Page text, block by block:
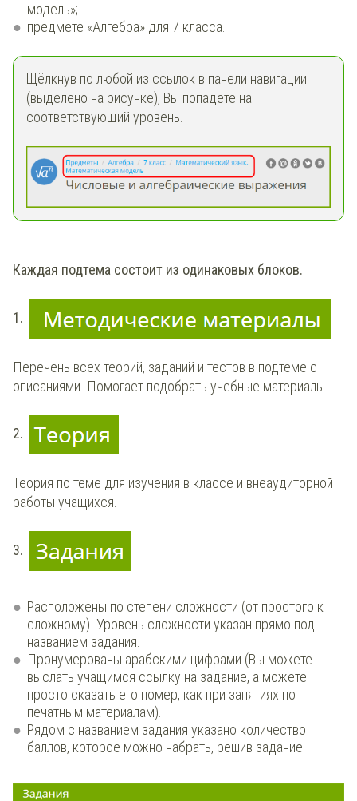
модель»;
предмете «Алгебра» для 7 класса.
Щёлкнув по любой из ссылок в панели навигации
(выделено на рисунке), Вы попадёте на
соответствующий уровень.
Каждая подтема состоит из одинаковых блоков.
1.
Перечень всех теорий, заданий и тестов в подтеме с
описаниями. Помогает подобрать учебные материалы.
2.
Теория по теме для изучения в классе и внеаудиторной
работы учащихся.
3.
Расположены по степени сложности (от простого к
сложному). Уровень сложности указан прямо под
названием задания.
Пронумерованы арабскими цифрами (Вы можете
выслать учащимся ссылку на задание, а можете
просто сказать его номер, как при занятиях по
печатным материалам).
Рядом с названием задания указано количество
баллов, которое можно набрать, решив задание.